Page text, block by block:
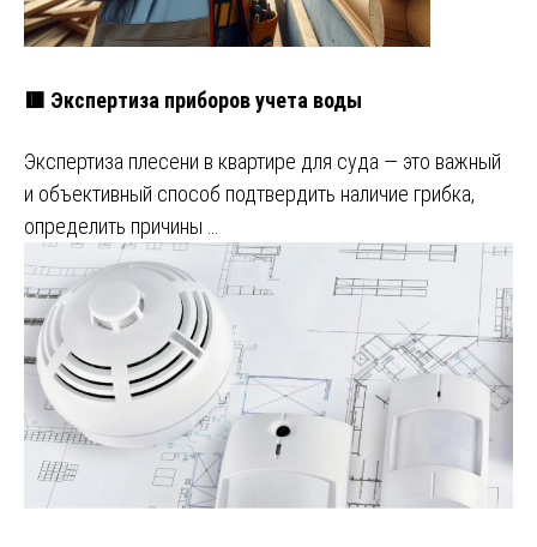
🟥 Экспертиза приборов учета воды
Экспертиза плесени в квартире для суда — это важный
и объективный способ подтвердить наличие грибка,
определить причины …